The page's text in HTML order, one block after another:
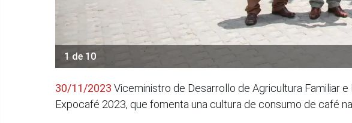
1 de 10
30/11/2023 Viceministro de Desarrollo de Agricultura Familiar
Expocafé 2023, que fomenta una cultura de consumo de café